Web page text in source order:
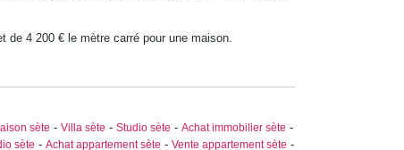
de 4 200 € le mètre carré pour une maison.
sète -Villa sète -Studio sète -Achat immobilier sète -
sète -Achat appartement sète -Vente appartement sète -